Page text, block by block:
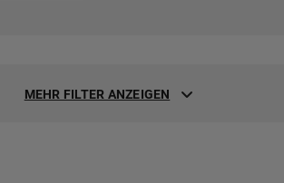
MEHR FILTER ANZEIGEN